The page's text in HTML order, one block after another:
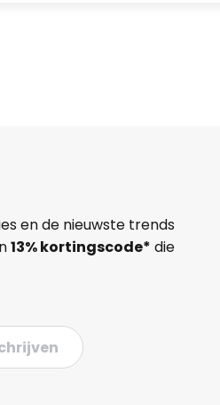
en de nieuwste trends
13%kortingscode* die